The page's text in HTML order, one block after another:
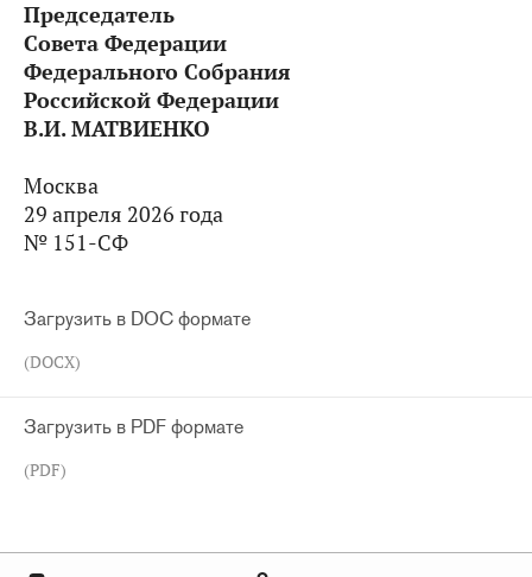
Председатель
Совета Федерации
Федерального Собрания
Российской Федерации
В.И. МАТВИЕНКО
Москва
29 апреля 2026 года
№ 151-СФ
Загрузить в DOC формате
(DOCX)
Загрузить в PDF формате
(PDF)